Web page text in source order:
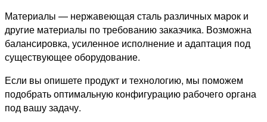
Материалы — нержавеющая сталь различных марок и
другие материалы по требованию заказчика. Возможна
балансировка, усиленное исполнение и адаптация под
существующее оборудование.
Если вы опишете продукт и технологию, мы поможем
подобрать оптимальную конфигурацию рабочего органа
под вашу задачу.